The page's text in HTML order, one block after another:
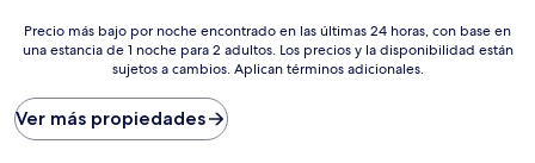
$234
Precio
más
por
noche
encontrado
Precio más bajo por noche encontrado en las últimas 24 horas, con base en
una estancia de 1 noche para 2 adultos. Los precios y la disponibilidad están
sujetos a cambios. Aplican términos adicionales.
Ver más propiedades